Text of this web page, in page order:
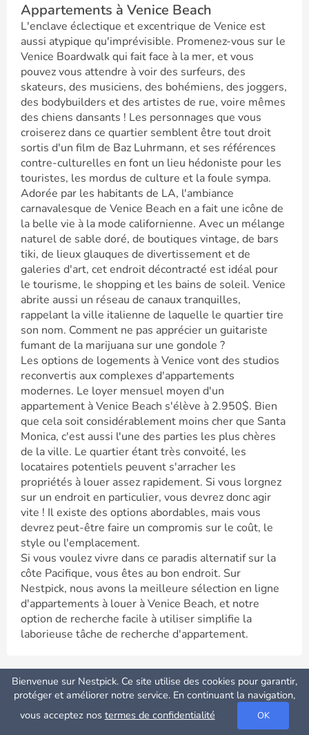
Type de Carte
Appartements à Venice Beach
L'enclave éclectique et excentrique de Venice est
aussi atypique qu'imprévisible. Promenez-vous sur le
Venice Boardwalk qui fait face à la mer, et vous
pouvez vous attendre à voir des surfeurs, des
skateurs, des musiciens, des bohémiens, des joggers,
des bodybuilders et des artistes de rue, voire mêmes
des chiens dansants ! Les personnages que vous
croiserez dans ce quartier semblent être tout droit
sortis d'un film de Baz Luhrmann, et ses références
contre-culturelles en font un lieu hédoniste pour les
touristes, les mordus de culture et la foule sympa.
Adorée par les habitants de LA, l'ambiance
carnavalesque de Venice Beach en a fait une icône de
la belle vie à la mode californienne. Avec un mélange
naturel de sable doré, de boutiques vintage, de bars
tiki, de lieux glauques de divertissement et de
galeries d'art, cet endroit décontracté est idéal pour
le tourisme, le shopping et les bains de soleil. Venice
abrite aussi un réseau de canaux tranquilles,
rappelant la ville italienne de laquelle le quartier tire
son nom. Comment ne pas apprécier un guitariste
fumant de la marijuana sur une gondole ?
Les options de logements à Venice vont des studios
reconvertis aux complexes d'appartements
modernes. Le loyer mensuel moyen d'un
appartement à Venice Beach s'élève à 2.950$. Bien
que cela soit considérablement moins cher que Santa
Monica, c'est aussi l'une des parties les plus chères
de la ville. Le quartier étant très convoité, les
locataires potentiels peuvent s'arracher les
propriétés à louer assez rapidement. Si vous lorgnez
sur un endroit en particulier, vous devrez donc agir
vite ! Il existe des options abordables, mais vous
devrez peut-être faire un compromis sur le coût, le
style ou l'emplacement.
Si vous voulez vivre dans ce paradis alternatif sur la
côte Pacifique, vous êtes au bon endroit. Sur
Nestpick, nous avons la meilleure sélection en ligne
d'appartements à louer à Venice Beach, et notre
option de recherche facile à utiliser simplifie la
laborieuse tâche de recherche d'appartement.
Logement étudiant à Los Angeles
Accueillant sur ses terres l'Université de Californie à
Bienvenue sur Nestpick. Ce site utilise des cookies pour garantir,
protéger et améliorer notre service. En continuant la navigation,
vous acceptez nos termes de confidentialité OK